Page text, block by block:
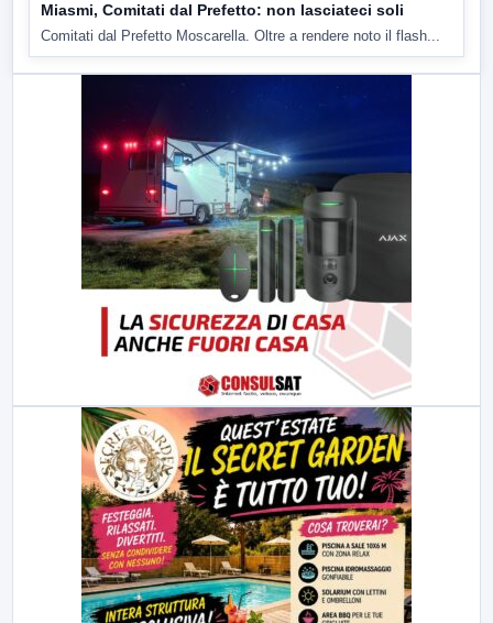
Miasmi, Comitati dal Prefetto: non lasciateci soli
Comitati dal Prefetto Moscarella. Oltre a rendere noto il flash...